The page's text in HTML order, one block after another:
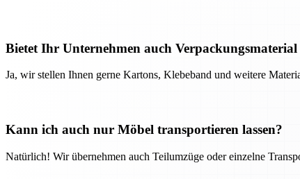
Bietet Ihr Unternehmen auch Verpackungsmaterial
Ja, wir stellen Ihnen gerne Kartons, Klebeband und weitere
Kann ich auch nur Möbel transportieren lassen?
Natürlich! Wir übernehmen auch Teilumzüge oder einzelne